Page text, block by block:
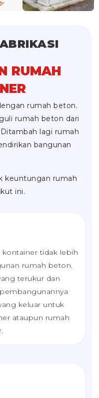
RUMAH
rumah beton.
rumah beton dari
lagi rumah
bangunan
keuntungan rumah
ini.
tidak lebih
rumah beton.
terukur dan
keluar untuk
ataupun rumah